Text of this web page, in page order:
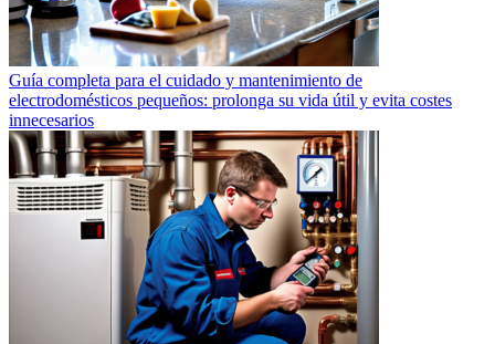
Guía completa para el cuidado y mantenimiento de
electrodomésticos pequeños: prolonga su vida útil y evita costes
innecesarios